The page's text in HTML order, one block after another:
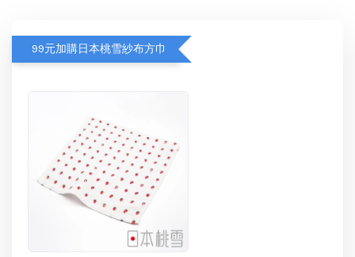
99元加購日本桃雪紗布方巾